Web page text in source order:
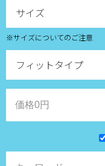
※サイズについてのご注意